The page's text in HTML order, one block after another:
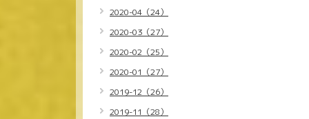
2020-04（24）
2020-03（27）
2020-02（25）
2020-01（27）
2019-12（26）
2019-11（28）